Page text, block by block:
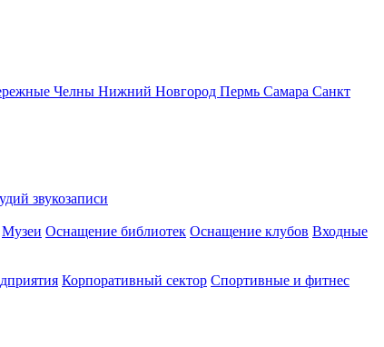
Челны Нижний Новгород Пермь Самара Санкт
звукозаписи
Музеи Оснащение библиотек Оснащение клубов Входные
Корпоративный сектор Спортивные и фитнес